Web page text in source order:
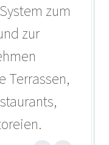
zum
zur
Terrassen,